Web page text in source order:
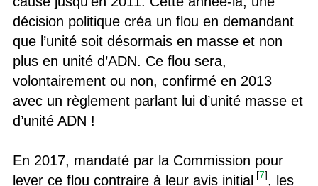
décision politique créa un flou en demandant
que l’unité soit désormais en masse et non
plus en unité d’ADN. Ce flou sera,
volontairement ou non, confirmé en 2013
avec un règlement parlant lui d’unité masse et
d’unité ADN !
En 2017, mandaté par la Commission pour
lever ce flou contraire à leur avis initial [7], les